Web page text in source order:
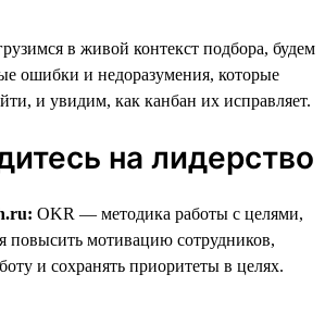
в живой контекст подбора, будем
ошибки и недоразумения, которые
и увидим, как канбан их исправляет.
на лидерство
OKR — методика работы с целями,
повысить мотивацию сотрудников,
и сохранять приоритеты в целях.